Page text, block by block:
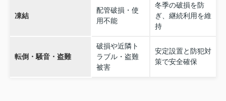
凍結
配管破損・使
用不能
冬季の破損を防
ぎ、継続利用を維
持
転倒・騒音・盗難
破損や近隣ト
ラブル・盗難
被害
安定設置と防犯対
策で安全確保